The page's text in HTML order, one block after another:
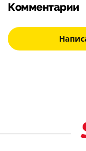
Комментарии